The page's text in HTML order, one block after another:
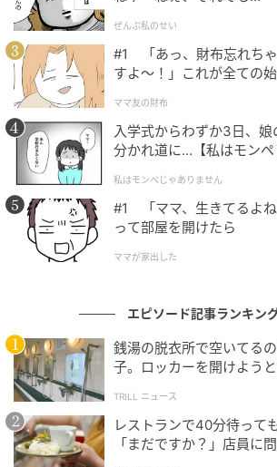
ぜんぶ私のせい
#1 「あっ、財布忘れち
すよ〜！」これが全ての
ママ友の財布
入学式からわずか3日、
分かれ道に…【私はモン
私はモンペじゃありません
#1 「ママ、生きてるよ
って部屋を開けたら
ママが家出した
エピソード記事ランキン
銭湯の脱衣所で空いてる
子。ロッカーを開けよう
中で拍手」
TRILL ニュース
レストランで40分待って
「まだですか？」店員に